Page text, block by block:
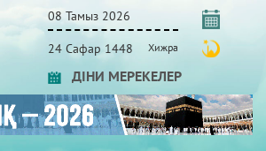
08 Тамыз 2026
24 Сафар 1448 Хижра
ДІНИ МЕРЕКЕЛЕР